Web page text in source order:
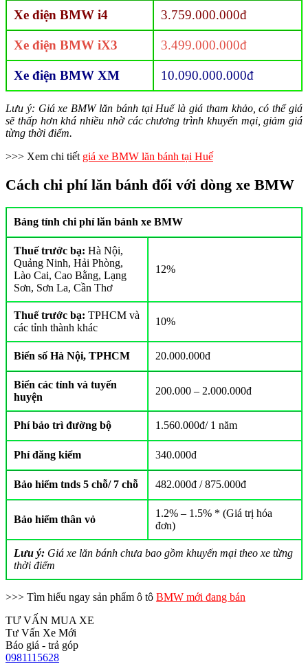
Xe điện BMW i4 3.759.000.000đ
Xe điện BMW iX3 3.499.000.000đ
Xe điện BMW XM 10.090.000.000đ
Lưu ý: Giá xe BMW lăn bánh tại Huế là giá tham khảo, có thể giá
sẽ thấp hơn khá nhiều nhờ các chương trình khuyến mại, giảm giá
từng thời điểm.
>>> Xem chi tiết giá xe BMW lăn bánh tại Huế
Cách chi phí lăn bánh đối với dòng xe BMW
Bảng tính chi phí lăn bánh xe BMW
Thuế trước bạ: Hà Nội,
Quảng Ninh, Hải Phòng,
Lào Cai, Cao Bằng, Lạng
Sơn, Sơn La, Cần Thơ
12%
Thuế trước bạ: TPHCM và
các tỉnh thành khác
10%
Biển số Hà Nội, TPHCM 20.000.000đ
Biển các tỉnh và tuyến
huyện
200.000 – 2.000.000đ
Phí bảo trì đường bộ 1.560.000đ/ 1 năm
Phí đăng kiểm 340.000đ
Bảo hiểm tnds 5 chỗ/ 7 chỗ 482.000đ / 875.000đ
Bảo hiểm thân vỏ
1.2% – 1.5% * (Giá trị hóa
đơn)
Lưu ý: Giá xe lăn bánh chưa bao gồm khuyến mại theo xe từng
thời điểm
>>> Tìm hiểu ngay sản phẩm ô tô BMW mới đang bán
TƯ VẤN MUA XE
Tư Vấn Xe Mới
Báo giá - trả góp
0981115628